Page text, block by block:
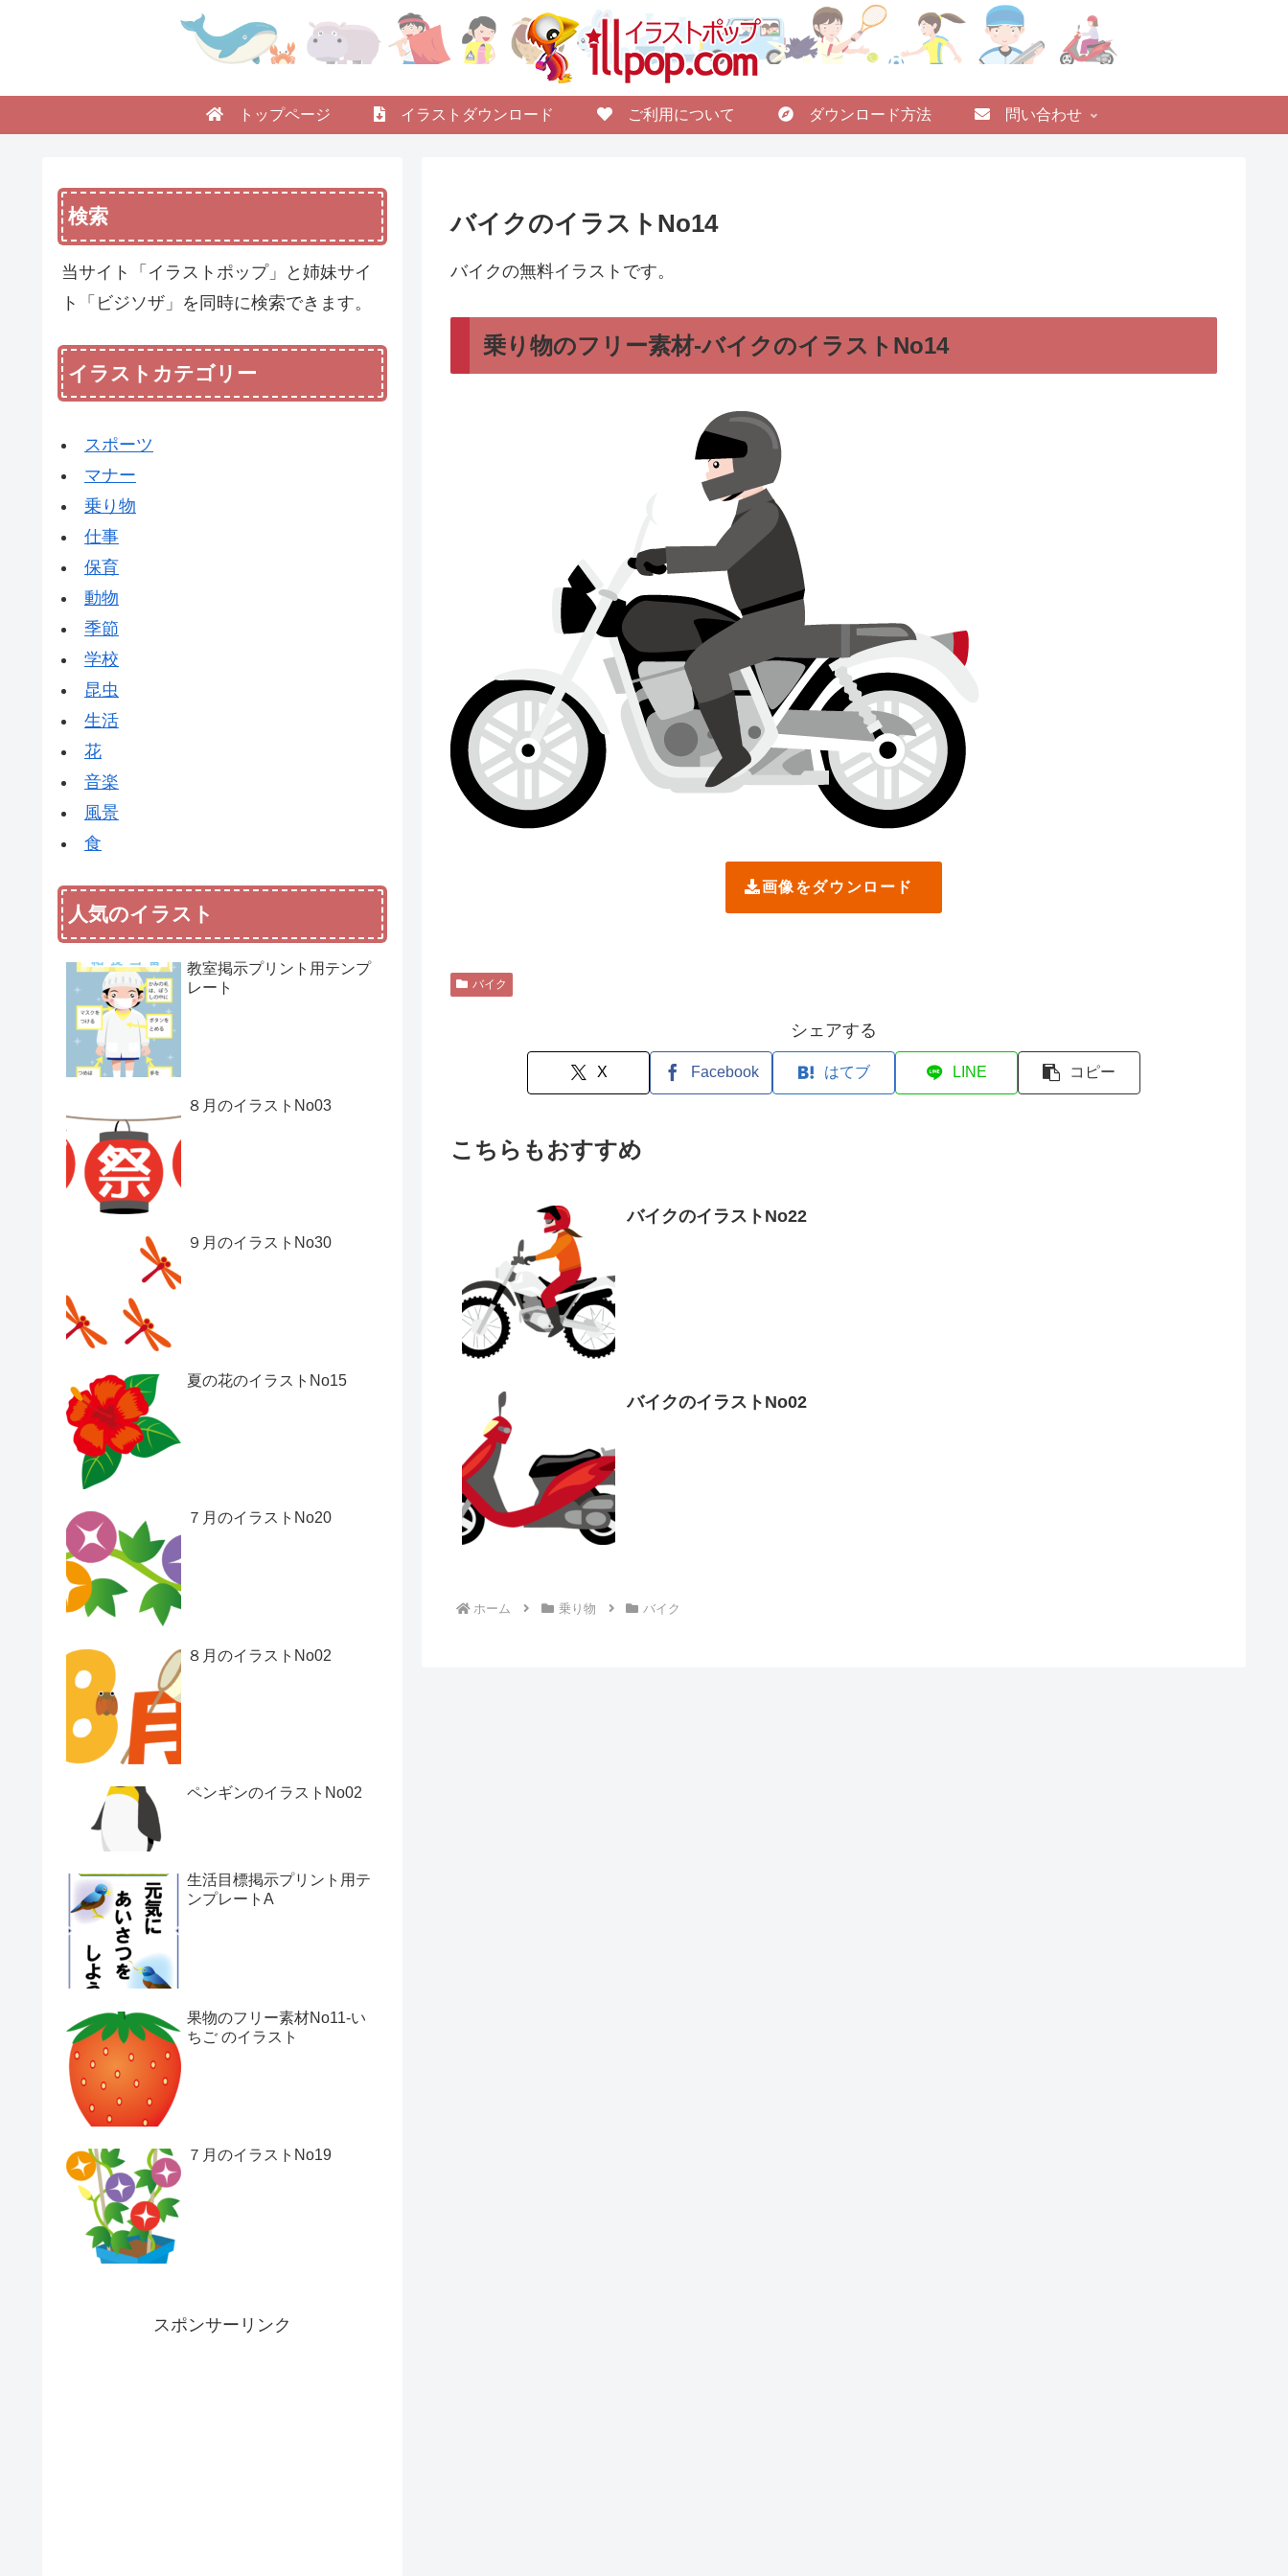
トップページ イラストダウンロード ご利用について ダウンロード方法 問い合わせ
バイクのイラストNo14
バイクの無料イラストです。
乗り物のフリー素材-バイクのイラストNo14
画像をダウンロード
バイク
シェアする
X Facebook はてブ LINE コピー
こちらもおすすめ
バイクのイラストNo22
バイクのイラストNo02
ホーム 乗り物 バイク
検索
当サイト「イラストポップ」と姉妹サイ
ト「ビジソザ」を同時に検索できます。
イラストカテゴリー
スポーツ
マナー
乗り物
仕事
保育
動物
季節
学校
昆虫
生活
花
音楽
風景
食
人気のイラスト
教室掲示プリント用テンプ
レート
８月のイラストNo03
９月のイラストNo30
夏の花のイラストNo15
７月のイラストNo20
８月のイラストNo02
ペンギンのイラストNo02
生活目標掲示プリント用テ
ンプレートA
果物のフリー素材No11-い
ちご のイラスト
７月のイラストNo19
スポンサーリンク